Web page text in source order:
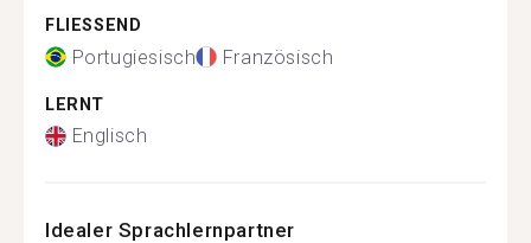
FLIESSEND
Portugiesisch Französisch
LERNT
Englisch
Idealer Sprachlernpartner